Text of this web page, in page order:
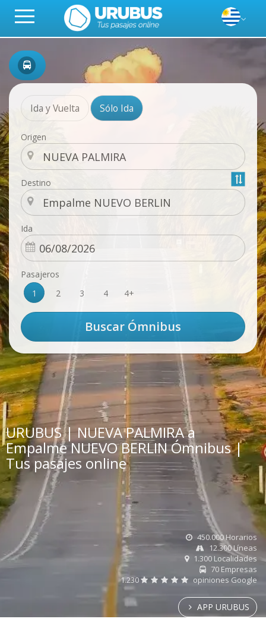
Ida y Vuelta Sólo Ida
Origen
Destino
Ida
Pasajeros
1
2 3 4 4+
URUBUS | NUEVA PALMIRA a
Empalme NUEVO BERLIN Ómnibus |
Tus pasajes online
450.000 Horarios
12.300 Líneas
1.300 Localidades
70 Empresas
1.230
opiniones Google
APP URUBUS